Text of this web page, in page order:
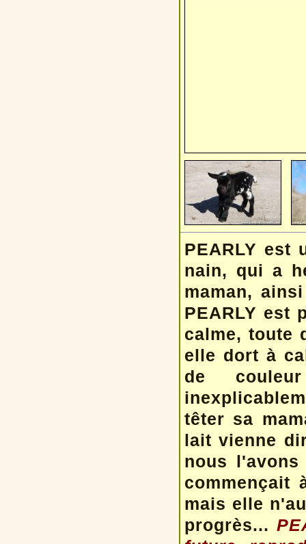
PEARLY est
nain, qui a
maman,
PEARLY est
calme, toute
elle dort à
de
têter sa
lait vienne
nous
commençait
mais elle
progrès...